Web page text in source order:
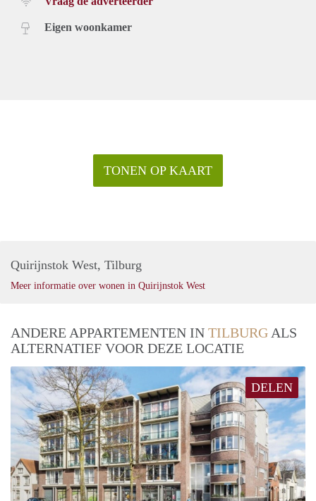
Eigen woonkamer
TONEN OP KAART
Quirijnstok West, Tilburg
Meer informatie over wonen in Quirijnstok West
ANDERE APPARTEMENTEN IN TILBURG ALS
ALTERNATIEF VOOR DEZE LOCATIE
DELEN